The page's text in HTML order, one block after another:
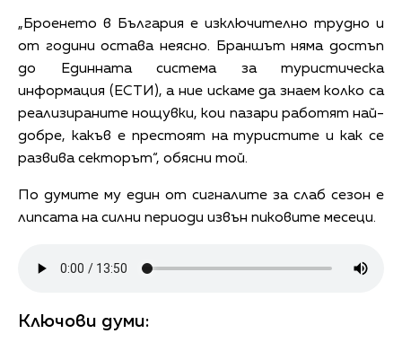
„Броенето в България е изключително трудно и
от години остава неясно. Браншът няма достъп
до Единната система за туристическа
информация (ЕСТИ), а ние искаме да знаем колко са
реализираните нощувки, кои пазари работят най-
добре, какъв е престоят на туристите и как се
развива секторът“, обясни той.
По думите му един от сигналите за слаб сезон е
липсата на силни периоди извън пиковите месеци.
Ключови думи: